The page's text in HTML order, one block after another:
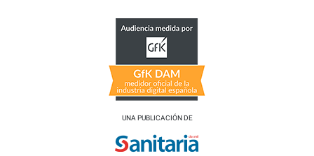
UNA PUBLICACIÓN DE